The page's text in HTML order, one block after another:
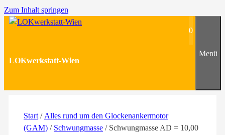
Zum Inhalt springen
LOKwerkstatt-Wien
0
Menü
Start / Alles rund um den Glockenankermotor
(GAM) / Schwungmasse / Schwungmasse AD = 10,00